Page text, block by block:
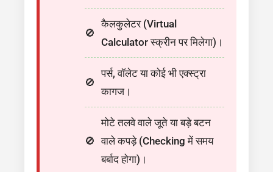
कैलकुलेटर (Virtual
Calculator स्क्रीन पर मिलेगा)।
पर्स, वॉलेट या कोई भी एक्स्ट्रा
कागज।
मोटे तलवे वाले जूते या बड़े बटन
वाले कपड़े (Checking में समय
बर्बाद होगा)।